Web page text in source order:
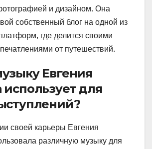
и дизайном. Она
собственный блог на одной из
где делится своими
от путешествий.
Евгения
использует для
своей карьеры Евгения
различную музыку для